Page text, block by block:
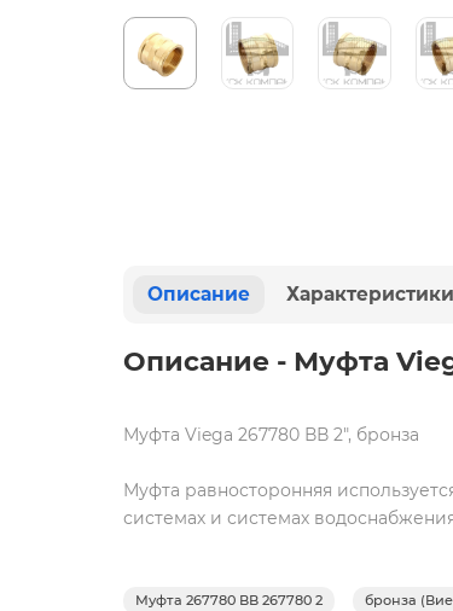
Описание Характеристики
Описание - Муфта
Муфта Viega 267780 ВВ 2", бронза
Муфта равносторонняя
системах и системах
Муфта 267780 ВВ 267780 2 бронза